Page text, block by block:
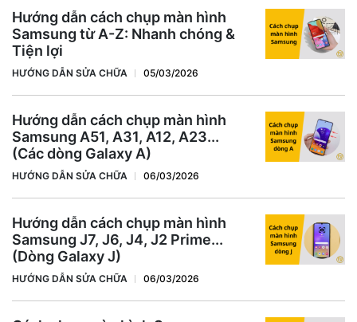
Hướng dẫn cách chụp màn hình
Samsung từ A-Z: Nhanh chóng &
Tiện lợi
HƯỚNG DẪN SỬA CHỮA 05/03/2026
Hướng dẫn cách chụp màn hình
Samsung A51, A31, A12, A23...
(Các dòng Galaxy A)
HƯỚNG DẪN SỬA CHỮA 06/03/2026
Hướng dẫn cách chụp màn hình
Samsung J7, J6, J4, J2 Prime...
(Dòng Galaxy J)
HƯỚNG DẪN SỬA CHỮA 06/03/2026